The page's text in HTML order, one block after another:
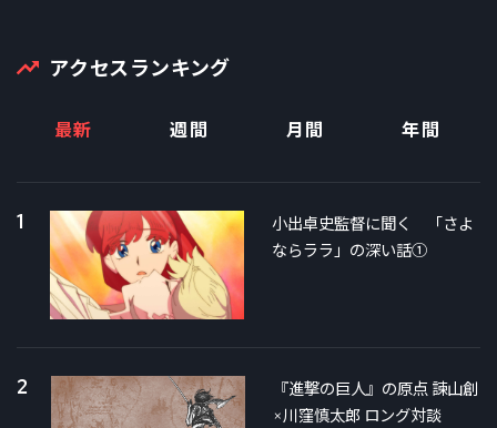
アクセスランキング
最新 週間 月間 年間
1
小出卓史監督に聞く 「さよ
ならララ」の深い話①
2
『進撃の巨人』の原点 諫山創
×川窪慎太郎 ロング対談